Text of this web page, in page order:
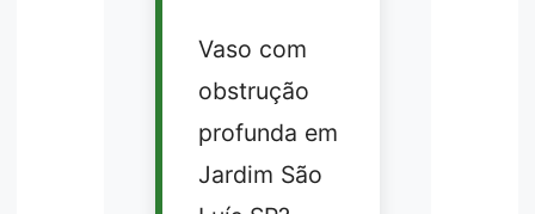
Vaso com
obstrução
profunda em
Jardim São